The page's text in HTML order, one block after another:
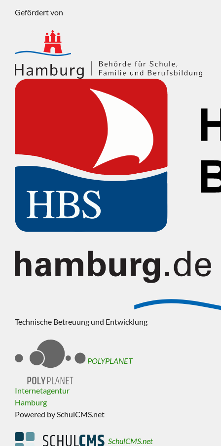
Gefördert von
Technische Betreuung und Entwicklung
POLYPLANET
Internetagentur
Hamburg
Powered by SchulCMS.net
SchulCMS.net